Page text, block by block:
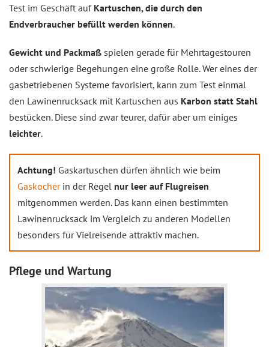
Test im Geschäft auf Kartuschen, die durch den
Endverbraucher befüllt werden können.
Gewicht und Packmaß spielen gerade für Mehrtagestouren
oder schwierige Begehungen eine große Rolle. Wer eines der
gasbetriebenen Systeme favorisiert, kann zum Test einmal
den Lawinenrucksack mit Kartuschen aus Karbon statt Stahl
bestücken. Diese sind zwar teurer, dafür aber um einiges
leichter.
Achtung! Gaskartuschen dürfen ähnlich wie beim
Gaskocherin der Regel nur leer auf Flugreisen
mitgenommen werden. Das kann einen bestimmten
Lawinenrucksack im Vergleich zu anderen Modellen
besonders für Vielreisende attraktiv machen.
Pflege und Wartung